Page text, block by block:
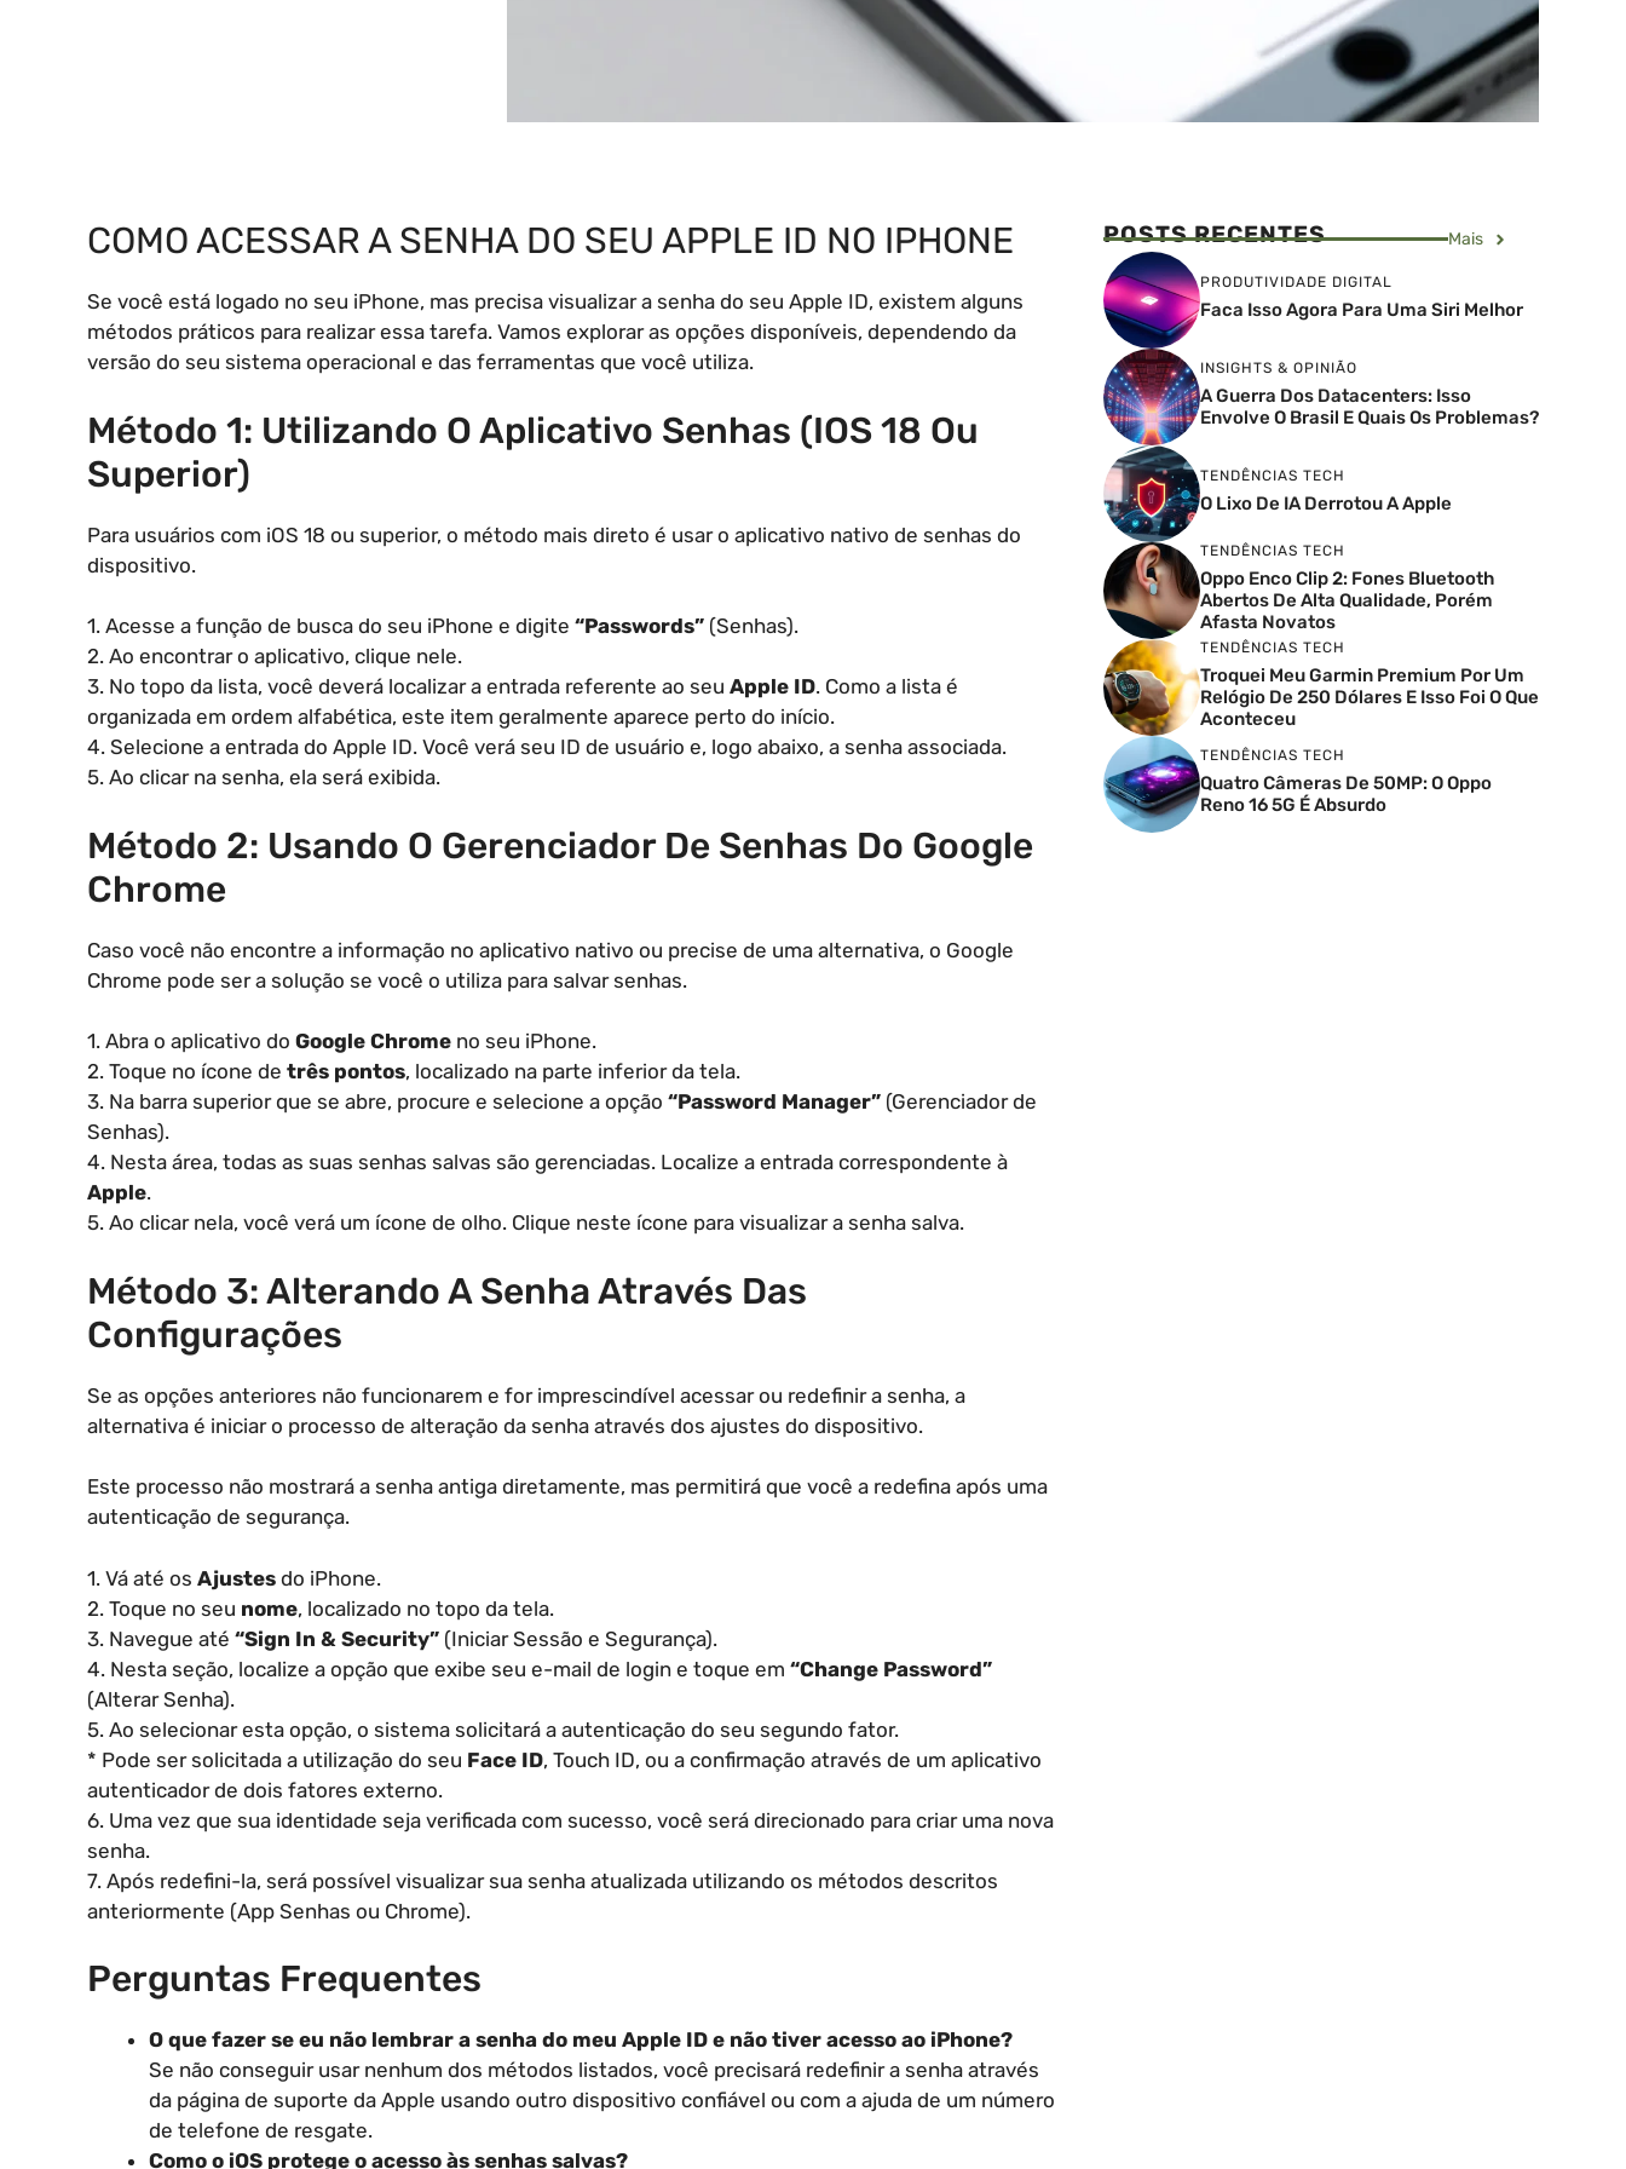
COMO ACESSAR A SENHA DO SEU APPLE ID NO IPHONE
Se você está logado no seu iPhone, mas precisa visualizar a senha do seu Apple ID, existem alguns
métodos práticos para realizar essa tarefa. Vamos explorar as opções disponíveis, dependendo da
versão do seu sistema operacional e das ferramentas que você utiliza.
Método 1: Utilizando O Aplicativo Senhas (iOS 18 Ou
Superior)
Para usuários com iOS 18 ou superior, o método mais direto é usar o aplicativo nativo de senhas do
dispositivo.
1. Acesse a função de busca do seu iPhone e digite “Passwords” (Senhas).
2. Ao encontrar o aplicativo, clique nele.
3. No topo da lista, você deverá localizar a entrada referente ao seu Apple ID. Como a lista é
organizada em ordem alfabética, este item geralmente aparece perto do início.
4. Selecione a entrada do Apple ID. Você verá seu ID de usuário e, logo abaixo, a senha associada.
5. Ao clicar na senha, ela será exibida.
Método 2: Usando O Gerenciador De Senhas Do Google
Chrome
Caso você não encontre a informação no aplicativo nativo ou precise de uma alternativa, o Google
Chrome pode ser a solução se você o utiliza para salvar senhas.
1. Abra o aplicativo do Google Chrome no seu iPhone.
2. Toque no ícone de três pontos, localizado na parte inferior da tela.
3. Na barra superior que se abre, procure e selecione a opção “Password Manager” (Gerenciador de
Senhas).
4. Nesta área, todas as suas senhas salvas são gerenciadas. Localize a entrada correspondente à
Apple.
5. Ao clicar nela, você verá um ícone de olho. Clique neste ícone para visualizar a senha salva.
Método 3: Alterando A Senha Através Das
Configurações
Se as opções anteriores não funcionarem e for imprescindível acessar ou redefinir a senha, a
alternativa é iniciar o processo de alteração da senha através dos ajustes do dispositivo.
Este processo não mostrará a senha antiga diretamente, mas permitirá que você a redefina após uma
autenticação de segurança.
1. Vá até os Ajustes do iPhone.
2. Toque no seu nome, localizado no topo da tela.
3. Navegue até “Sign In & Security” (Iniciar Sessão e Segurança).
4. Nesta seção, localize a opção que exibe seu e-mail de login e toque em “Change Password”
(Alterar Senha).
5. Ao selecionar esta opção, o sistema solicitará a autenticação do seu segundo fator.
* Pode ser solicitada a utilização do seu Face ID, Touch ID, ou a confirmação através de um aplicativo
autenticador de dois fatores externo.
6. Uma vez que sua identidade seja verificada com sucesso, você será direcionado para criar uma nova
senha.
7. Após redefini-la, será possível visualizar sua senha atualizada utilizando os métodos descritos
anteriormente (App Senhas ou Chrome).
Perguntas Frequentes
O que fazer se eu não lembrar a senha do meu Apple ID e não tiver acesso ao iPhone?
Se não conseguir usar nenhum dos métodos listados, você precisará redefinir a senha através
da página de suporte da Apple usando outro dispositivo confiável ou com a ajuda de um número
de telefone de resgate.
Como o iOS protege o acesso às senhas salvas?
POSTS RECENTES Mais
PRODUTIVIDADE DIGITAL
Faca Isso Agora Para Uma Siri Melhor
INSIGHTS & OPINIÃO
A Guerra Dos Datacenters: Isso
Envolve O Brasil E Quais Os Problemas?
TENDÊNCIAS TECH
O Lixo De IA Derrotou A Apple
TENDÊNCIAS TECH
Oppo Enco Clip 2: Fones Bluetooth
Abertos De Alta Qualidade, Porém
Afasta Novatos
TENDÊNCIAS TECH
Troquei Meu Garmin Premium Por Um
Relógio De 250 Dólares E Isso Foi O Que
Aconteceu
TENDÊNCIAS TECH
Quatro Câmeras De 50MP: O Oppo
Reno 16 5G É Absurdo